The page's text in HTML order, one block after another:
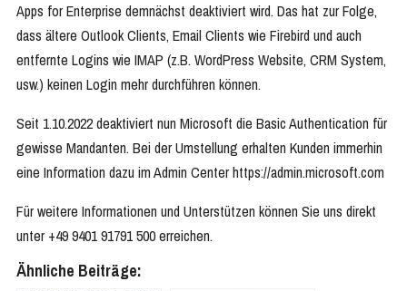
Apps for Enterprise demnächst deaktiviert wird. Das hat zur Folge,
dass ältere Outlook Clients, Email Clients wie Firebird und auch
entfernte Logins wie IMAP (z.B. WordPress Website, CRM System,
usw.) keinen Login mehr durchführen können.
Seit 1.10.2022 deaktiviert nun Microsoft die Basic Authentication für
gewisse Mandanten. Bei der Umstellung erhalten Kunden immerhin
eine Information dazu im Admin Center https://admin.microsoft.com
Für weitere Informationen und Unterstützen können Sie uns direkt
unter +49 9401 91791 500 erreichen.
Ähnliche Beiträge: